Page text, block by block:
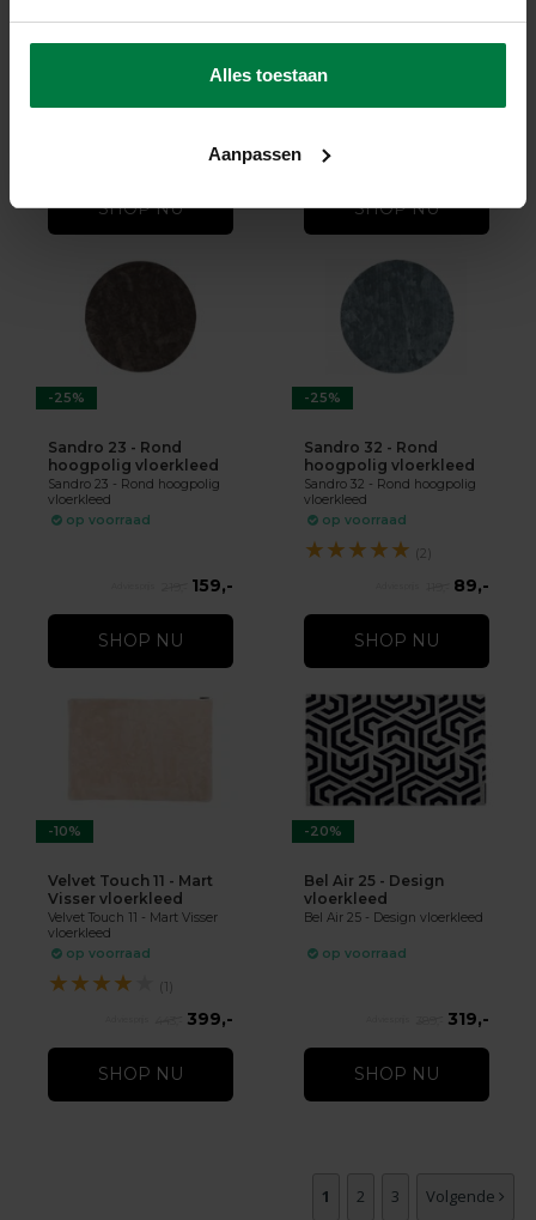
Alles toestaan
Aanpassen
★★★★★
159,-
SHOP NU SHOP NU
-25%
Sandro 23 - Rond
hoogpolig vloerkleed
Sandro 23 - Rond hoogpolig
vloerkleed
op voorraad
159,-
SHOP NU
-25%
Sandro 32 - Rond
hoogpolig vloerkleed
Sandro 32 - Rond hoogpolig
vloerkleed
op voorraad
★★★★★ (2)
89,-
SHOP NU
-10%
Velvet Touch 11 - Mart
Visser vloerkleed
Velvet Touch 11 - Mart Visser
vloerkleed
op voorraad
★★★★ (1)
399,-
SHOP NU
-20%
Bel Air 25 - Design
vloerkleed
Bel Air 25 - Design vloerkleed
op voorraad
319,-
SHOP NU
1 2 3 Volgende